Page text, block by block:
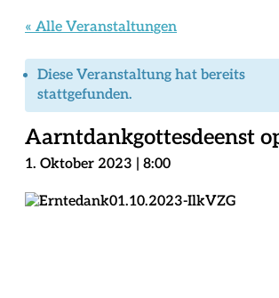
« Alle Veranstaltungen
Diese Veranstaltung hat bereits
stattgefunden.
Aarntdankgottesdeenst
1. Oktober 2023 | 8:00